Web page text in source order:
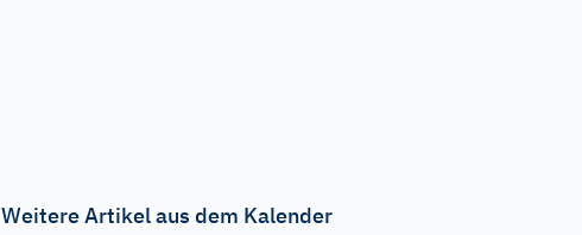
Weitere Artikel aus dem Kalender